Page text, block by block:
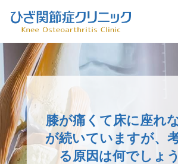
膝が痛くて床に座れ
が続いていますが、
る原因は何でしょ